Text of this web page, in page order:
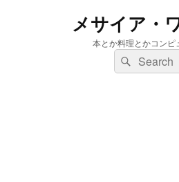
メサイア・
本とか料理とかコンピ
検
索:
検
索